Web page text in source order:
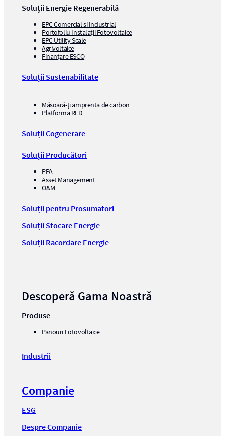
Soluții Energie Regenerabilă
EPC Comercial si Industrial
Portofoliu Instalații Fotovoltaice
EPC Utility Scale
Agrivoltaice
Finanțare ESCO
Soluții Sustenabilitate
Măsoară-ți amprenta de carbon
Platforma RED
Soluții Cogenerare
Soluții Producători
PPA
Asset Management
O&M
Soluții pentru Prosumatori
Soluții Stocare Energie
Soluții Racordare Energie
Descoperă Gama Noastră
Produse
Panouri Fotovoltaice
Industrii
Companie
ESG
Despre Companie